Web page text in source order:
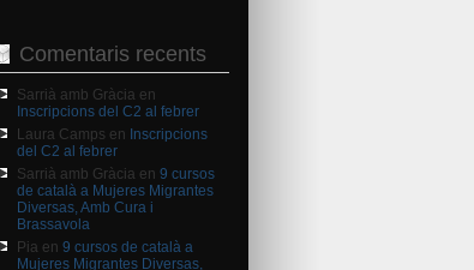
Comentaris recents
Sarrià amb Gràcia en
Inscripcions del C2 al febrer
Laura Camps en Inscripcions
del C2 al febrer
Sarrià amb Gràcia en 9 cursos
de català a Mujeres Migrantes
Diversas, Amb Cura i
Brassavola
Pia en 9 cursos de català a
Mujeres Migrantes Diversas,